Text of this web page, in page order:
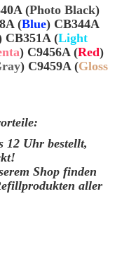
(Photo Black)
(Blue) CB344A
CB351A (Light
) C9456A (Red)
) C9459A (Gloss
12 Uhr bestellt,
Shop finden
aller